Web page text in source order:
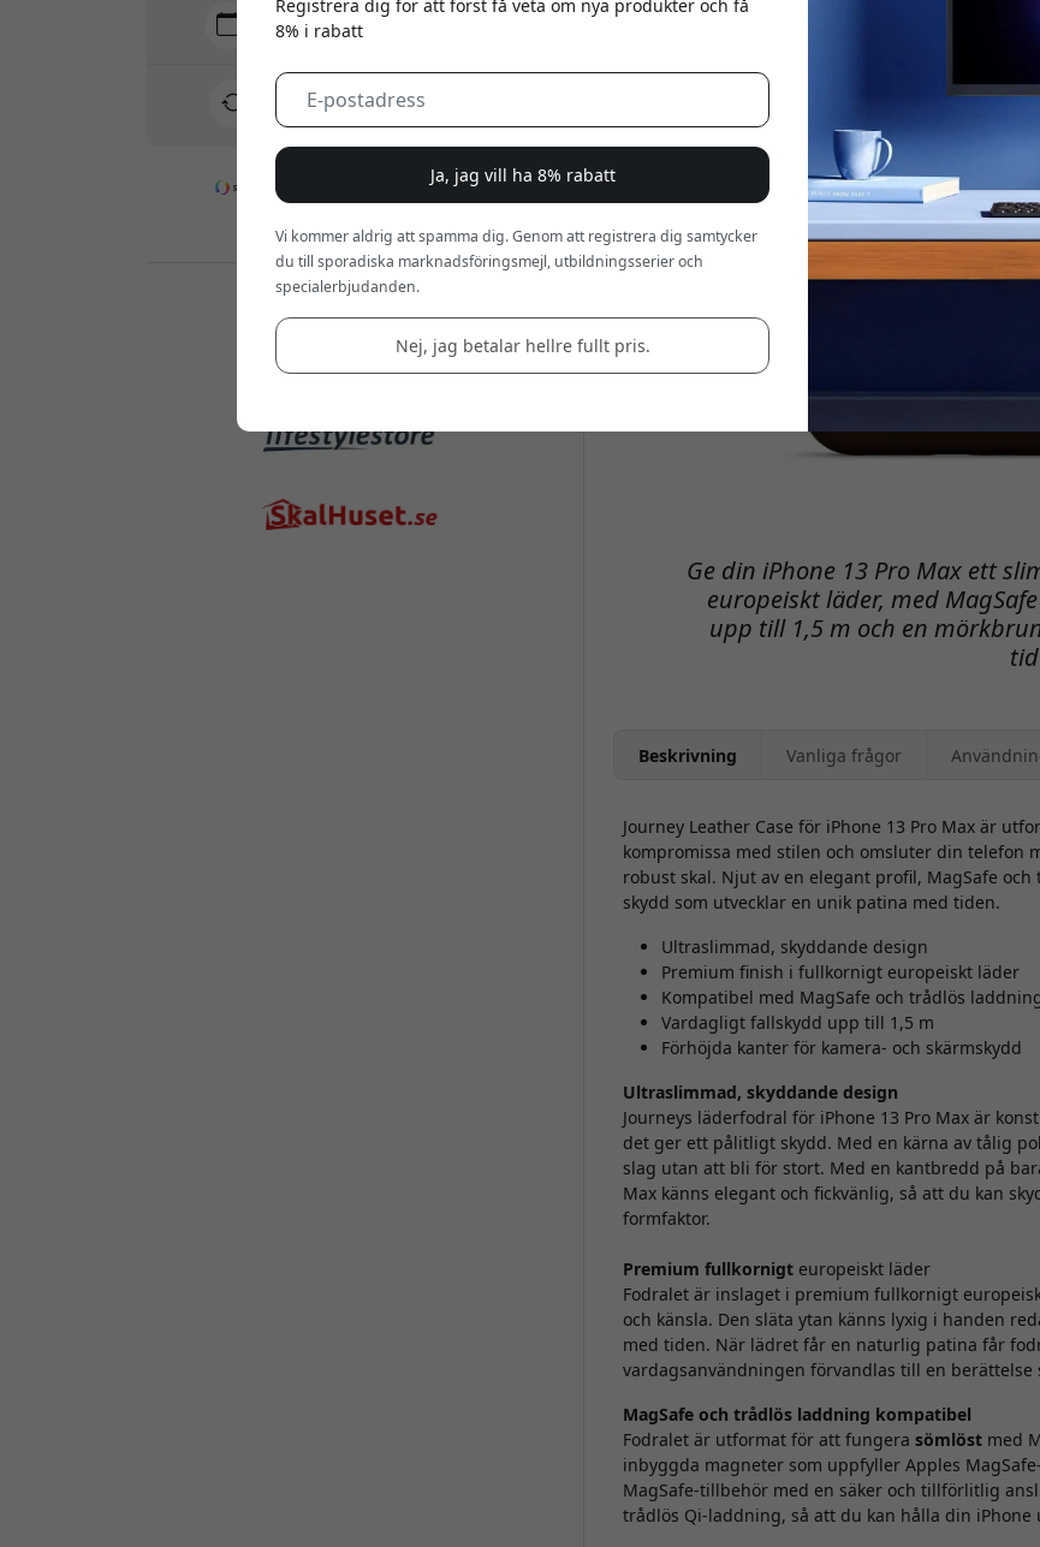
Ge din iPhone 13 Pro Max ett
europeiskt läder, med
upp till 1,5 m och en
Beskrivning Vanliga frågor
Journey Leather Case för iPhone 13 Pro Max är
kompromissa med stilen och omsluter din
robust skal. Njut av en elegant profil, MagSafe
skydd som utvecklar en unik patina med tiden.
Ultraslimmad, skyddande design
Premium finish i fullkornigt europeiskt läder
Kompatibel med MagSafe och trådlös
Vardagligt fallskydd upp till 1,5 m
Förhöjda kanter för kamera- och skärmskydd
Ultraslimmad, skyddande design
Journeys läderfodral för iPhone 13 Pro Max är
det ger ett pålitligt skydd. Med en kärna av tålig
slag utan att bli för stort. Med en kantbredd på
Max känns elegant och fickvänlig, så att du kan
formfaktor.
Premium fullkornigteuropeiskt läder
Fodralet är inslaget i premium fullkornigt
och känsla. Den släta ytan känns lyxig i handen
med tiden. När lädret får en naturlig patina får
vardagsanvändningen förvandlas till en berättelse
MagSafe och trådlös laddning kompatibel
Fodralet är utformat för att fungera sömlöstmed
inbyggda magneter som uppfyller Apples
MagSafe-tillbehör med en säker och tillförlitlig
trådlös Qi-laddning, så att du kan hålla din
Leverans 10-12 augusti
Snabb och spårbar leverans
30 dagars returrätt
Enkel retur - inget krångel
Återförsäljare:
Registrera dig för att först få veta om nya produkter och få
8% i rabatt
Ja, jag vill ha 8% rabatt
Vi kommer aldrig att spamma dig. Genom att registrera dig samtycker
du till sporadiska marknadsföringsmejl, utbildningsserier och
specialerbjudanden.
Nej, jag betalar hellre fullt pris.